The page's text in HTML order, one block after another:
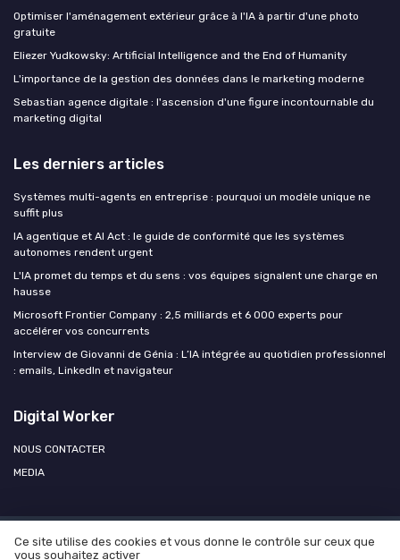
Optimiser l'aménagement extérieur grâce à l'IA à partir d'une photo
gratuite
Eliezer Yudkowsky: Artificial Intelligence and the End of Humanity
L'importance de la gestion des données dans le marketing moderne
Sebastian agence digitale : l'ascension d'une figure incontournable du
marketing digital
Les derniers articles
Systèmes multi-agents en entreprise : pourquoi un modèle unique ne
suffit plus
IA agentique et AI Act : le guide de conformité que les systèmes
autonomes rendent urgent
L'IA promet du temps et du sens : vos équipes signalent une charge en
hausse
Microsoft Frontier Company : 2,5 milliards et 6 000 experts pour
accélérer vos concurrents
Interview de Giovanni de Génia : L’IA intégrée au quotidien professionnel
: emails, LinkedIn et navigateur
Digital Worker
NOUS CONTACTER
MEDIA
Mentions légales Politique de confidentialité
Agence OPEN
Ce site utilise des cookies et vous donne le contrôle sur ceux que
vous souhaitez activer